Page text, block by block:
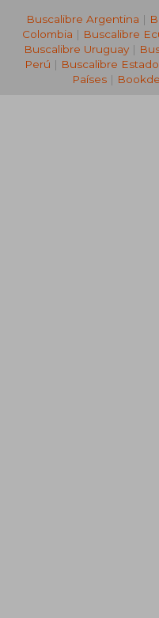
Buscalibre Argentina |
Colombia | Buscalibre
Buscalibre Uruguay|
Perú | Buscalibre
Países |